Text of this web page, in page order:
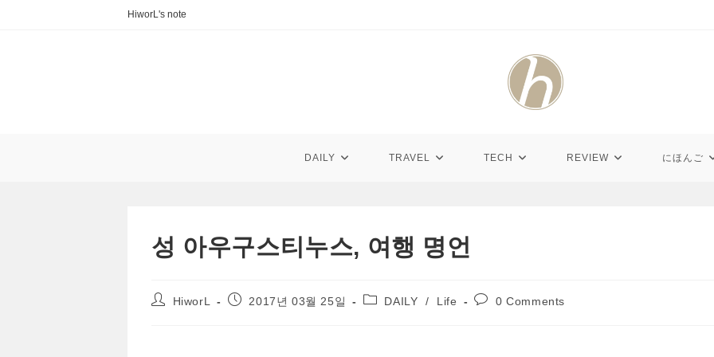
HiworL's note
DAILY TRAVEL TECH REVIEW にほんご
성 아우구스티누스, 여행 명언
PostHiworL
Post2017년 03월 25일
PostDAILY / Life
Post0 Comments